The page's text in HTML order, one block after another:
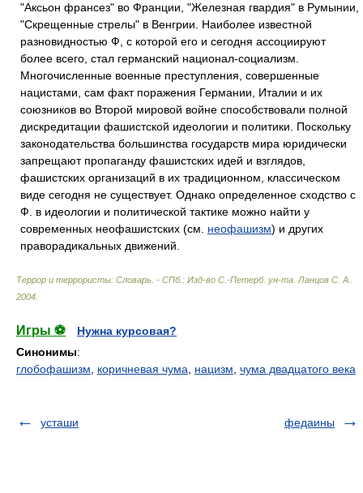
"Аксьон франсез" во Франции, "Железная гвардия" в Румынии,
"Скрещенные стрелы" в Венгрии. Наиболее известной
разновидностью Ф, с которой его и сегодня ассоциируют
более всего, стал германский национал-социализм.
Многочисленные военные преступления, совершенные
нацистами, сам факт поражения Германии, Италии и их
союзников во Второй мировой войне способствовали полной
дискредитации фашистской идеологии и политики. Поскольку
законодательства большинства государств мира юридически
запрещают пропаганду фашистских идей и взглядов,
фашистских организаций в их традиционном, классическом
виде сегодня не существует. Однако определенное сходство с
Ф. в идеологии и политической тактике можно найти у
современных неофашистских (см. неофашизм) и других
праворадикальных движений.
Террор и террористы: Словарь. - СПб.: Изд-во С.-Петерб. ун-та Ланцов С. А.
2004
Игры ⚽
Нужна курсовая?
Синонимы:
глобофашизм
коричневая чума нацизм чума двадцатого века
усташи федаины